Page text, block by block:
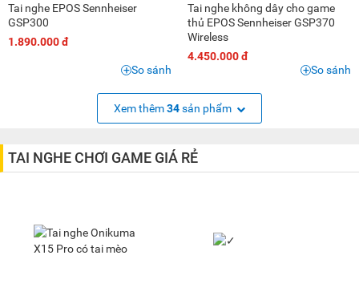
Tai nghe EPOS Sennheiser
GSP300
1.890.000 đ
So sánh
Tai nghe không dây cho game
thủ EPOS Sennheiser GSP370
Wireless
4.450.000 đ
So sánh
Xem thêm34sản phẩm
TAI NGHE CHƠI GAME GIÁ RẺ